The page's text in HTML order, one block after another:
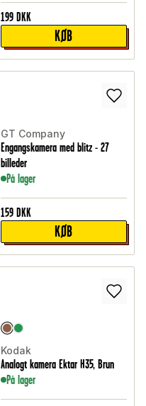
199 DKK
KØB
GT Company
Engangskamera med blitz - 27
billeder
På lager
159 DKK
KØB
Kodak
Analogt kamera Ektar H35, Brun
På lager